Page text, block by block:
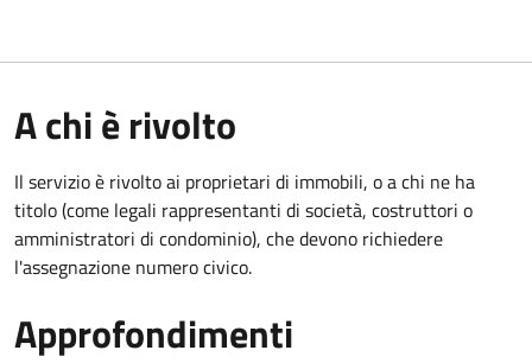
A chi è rivolto
Il servizio è rivolto ai proprietari di immobili, o a chi ne ha
titolo (come legali rappresentanti di società, costruttori o
amministratori di condominio), che devono richiedere
l'assegnazione numero civico.
Approfondimenti